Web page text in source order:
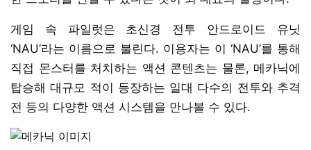
게임 속 파일럿은 초신경 전투 안드로이드 유닛
‘NAU’라는 이름으로 불린다. 이용자는 이 ‘NAU’를 통해
직접 몬스터를 처치하는 액션 콘텐츠는 물론, 메카닉에
탑승해 대규모 적이 등장하는 일대 다수의 전투와 추격
전 등의 다양한 액션 시스템을 만나볼 수 있다.